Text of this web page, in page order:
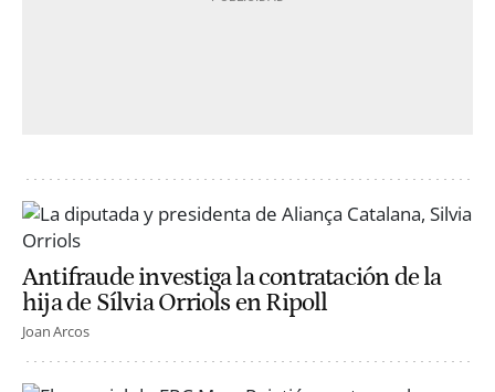
Antifraude investiga la contratación de la
hija de Sílvia Orriols en Ripoll
Joan Arcos